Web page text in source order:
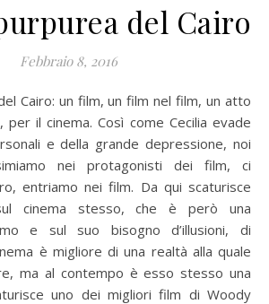
del Cairo
Febbraio 8, 2016
per il cinema. Così come Cecilia evade
e della grande depressione, noi
nei protagonisti dei film, ci
entriamo nei film. Da qui scaturisce
cinema stesso, che è però una
e sul suo bisogno d’illusioni, di
è migliore di una realtà alla quale
ma al contempo è esso stesso una
uno dei migliori film di Woody